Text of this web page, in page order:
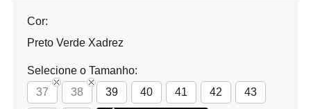
Cor:
Preto Verde Xadrez
Selecione o Tamanho:
37
38 39 40 41 42 43